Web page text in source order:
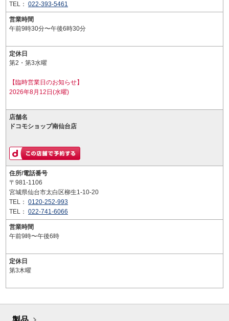
TEL： 022-393-5461
営業時間
午前9時30分〜午後6時30分
定休日
第2・第3水曜
【臨時営業日のお知らせ】
2026年8月12日(水曜)
店舗名
ドコモショップ南仙台店
住所/電話番号
〒981-1106
宮城県仙台市太白区柳生1-10-20
TEL： 0120-252-993
TEL： 022-741-6066
営業時間
午前9時〜午後6時
定休日
第3木曜